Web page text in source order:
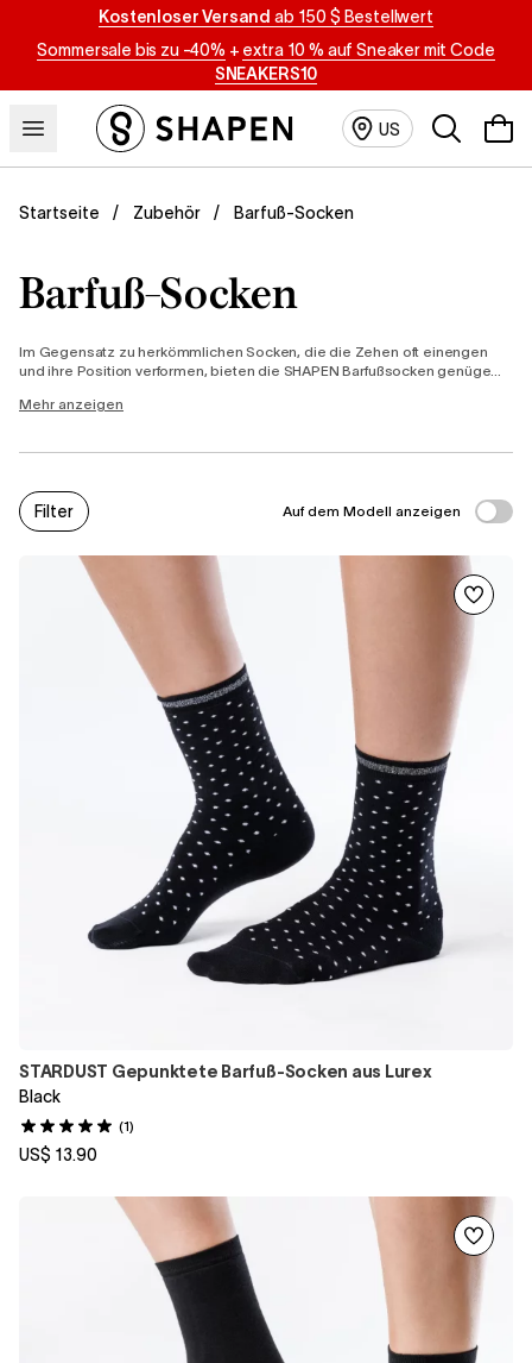
Kostenloser Versand ab 150 $ Bestellwert
Sommersale bis zu -40% + extra 10 % auf Sneaker mit Code
SNEAKERS10
US Suchen
Startseite Zubehör Barfuß-Socken
Barfuß-Socken
Im Gegensatz zu herkömmlichen Socken, die die Zehen oft einengen
und ihre Position verformen, bieten die SHAPEN Barfußsocken genügend
Ergänzung nicht nur für Barfußschuhe, sondern auch für den Alltag.
Mehr anzeigen
Filter Auf dem Modell anzeigen
STARDUST Gepunktete Barfuß-Socken aus Lurex
Black
(1)
US$ 13.90